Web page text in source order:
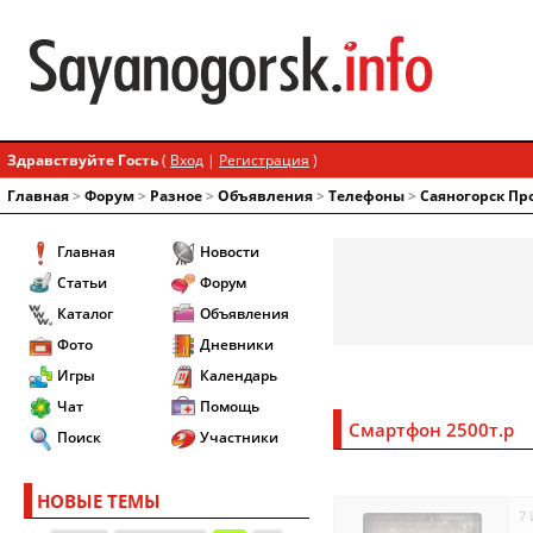
Здравствуйте Гость( Вход | Регистрация )
Главная> Форум> Разное> Объявления> Телефоны> Саяногорск
Главная
Статьи
Каталог
Фото
Игры
Чат
Поиск
Новости
Форум
Объявления
Дневники
Календарь
Помощь
Участники
НОВЫЕ ТЕМЫ
Смартфон 2500т.р
7